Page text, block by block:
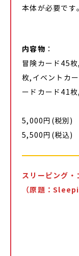
本体が必要です。
内容物 ：
冒険カード45
枚,イベントカ
ードカード41
5,000円(税別)
5,500円(税込)
スリーピング
（原題：